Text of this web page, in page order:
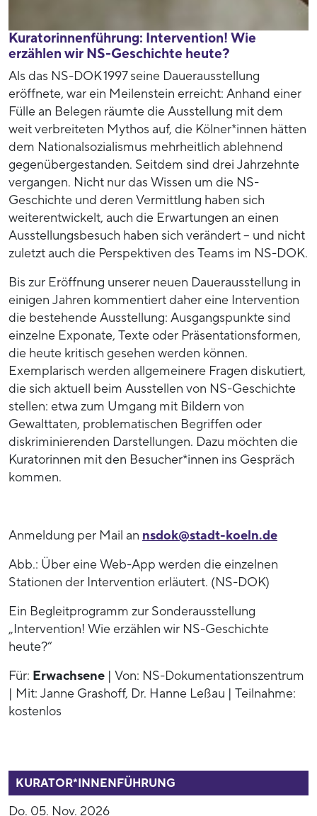
Kuratorinnenführung: Intervention! Wie
erzählen wir NS-Geschichte heute?
Als das NS-DOK 1997 seine Dauerausstellung
eröffnete, war ein Meilenstein erreicht: Anhand einer
Fülle an Belegen räumte die Ausstellung mit dem
weit verbreiteten Mythos auf, die Kölner*innen hätten
dem Nationalsozialismus mehrheitlich ablehnend
gegenübergestanden. Seitdem sind drei Jahrzehnte
vergangen. Nicht nur das Wissen um die NS-
Geschichte und deren Vermittlung haben sich
weiterentwickelt, auch die Erwartungen an einen
Ausstellungsbesuch haben sich verändert – und nicht
zuletzt auch die Perspektiven des Teams im NS-DOK.
Bis zur Eröffnung unserer neuen Dauerausstellung in
einigen Jahren kommentiert daher eine Intervention
die bestehende Ausstellung: Ausgangspunkte sind
einzelne Exponate, Texte oder Präsentationsformen,
die heute kritisch gesehen werden können.
Exemplarisch werden allgemeinere Fragen diskutiert,
die sich aktuell beim Ausstellen von NS-Geschichte
stellen: etwa zum Umgang mit Bildern von
Gewalttaten, problematischen Begriffen oder
diskriminierenden Darstellungen. Dazu möchten die
Kuratorinnen mit den Besucher*innen ins Gespräch
kommen.
Anmeldung per Mail an nsdok@stadt-koeln.de
Abb.: Über eine Web-App werden die einzelnen
Stationen der Intervention erläutert. (NS-DOK)
Ein Begleitprogramm zur Sonderausstellung
„Intervention! Wie erzählen wir NS-Geschichte
heute?“
Für: Erwachsene | Von: NS-Dokumentationszentrum
| Mit: Janne Grashoff, Dr. Hanne Leßau | Teilnahme:
kostenlos
KURATOR*INNENFÜHRUNG
Do. 05. Nov. 2026